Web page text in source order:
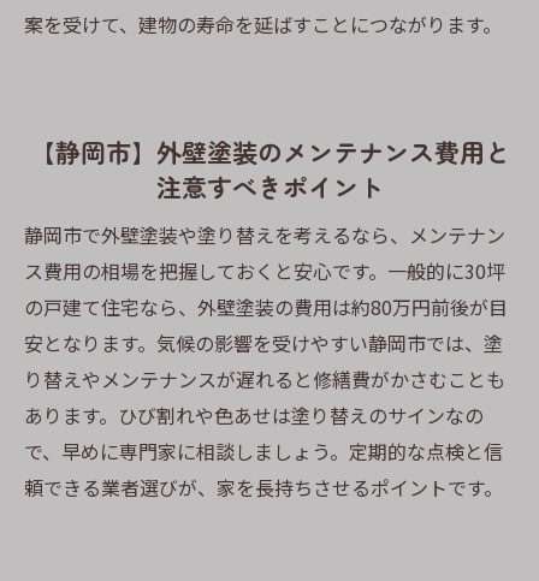
案を受けて、建物の寿命を延ばすことにつながります。
【静岡市】外壁塗装のメンテナンス費用と
注意すべきポイント
静岡市で外壁塗装や塗り替えを考えるなら、メンテナン
ス費用の相場を把握しておくと安心です。一般的に30坪
の戸建て住宅なら、外壁塗装の費用は約80万円前後が目
安となります。気候の影響を受けやすい静岡市では、塗
り替えやメンテナンスが遅れると修繕費がかさむことも
あります。ひび割れや色あせは塗り替えのサインなの
で、早めに専門家に相談しましょう。定期的な点検と信
頼できる業者選びが、家を長持ちさせるポイントです。